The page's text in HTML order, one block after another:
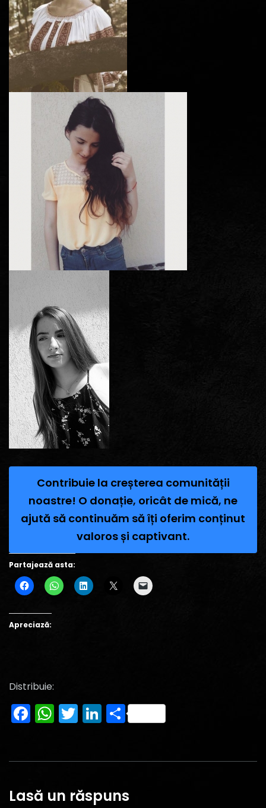
Contribuie la creșterea comunității
noastre! O donație, oricât de mică, ne
ajută să continuăm să îți oferim conținut
valoros și captivant.
Partajează asta:
Apreciază:
Distribuie:
Facebook
WhatsApp
Twitter
LinkedIn
Partajează
Lasă un răspuns